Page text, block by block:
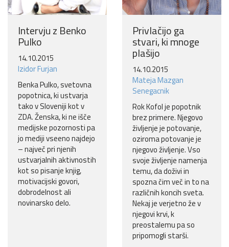
Intervju z Benko
Pulko
14.10.2015
Izidor Furjan
Benka Pulko, svetovna
popotnica, ki ustvarja
tako v Sloveniji kot v
ZDA. Ženska, ki ne išče
medijske pozornosti pa
jo mediji vseeno najdejo
– največ pri njenih
ustvarjalnih aktivnostih
kot so pisanje knjig,
motivacijski govori,
dobrodelnost ali
novinarsko delo.
Privlačijo ga
stvari, ki mnoge
plašijo
14.10.2015
Mateja Mazgan
Senegacnik
Rok Kofol je popotnik
brez primere. Njegovo
življenje je potovanje,
oziroma potovanje je
njegovo življenje. Vso
svoje življenje namenja
temu, da doživi in
spozna čim več in to na
različnih koncih sveta.
Nekaj je verjetno že v
njegovi krvi, k
preostalemu pa so
pripomogli starši.